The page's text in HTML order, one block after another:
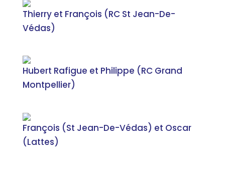
Thierry et François (RC St Jean-De-
Védas)
Hubert Rafigue et Philippe (RC Grand
Montpellier)
François (St Jean-De-Védas) et Oscar
(Lattes)